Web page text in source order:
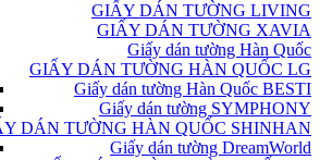
GIẤY DÁN TƯỜNG LIVING
GIẤY DÁN TƯỜNG XAVIA
Giấy dán tường Hàn Quốc
GIẤY DÁN TƯỜNG HÀN QUỐC LG
Giấy dán tường Hàn Quốc BESTI
Giấy dán tường SYMPHONY
DÁN TƯỜNG HÀN QUỐC SHINHAN
Giấy dán tường DreamWorld